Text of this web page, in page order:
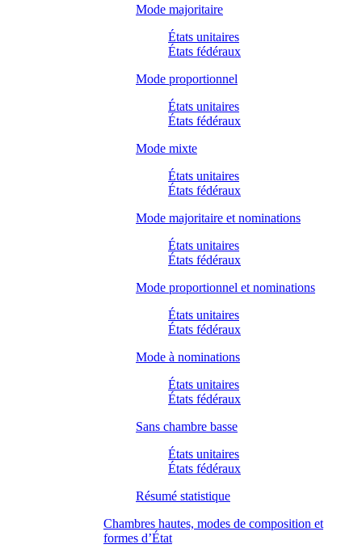
Mode majoritaire
États unitaires
États fédéraux
Mode proportionnel
États unitaires
États fédéraux
Mode mixte
États unitaires
États fédéraux
Mode majoritaire et nominations
États unitaires
États fédéraux
Mode proportionnel et nominations
États unitaires
États fédéraux
Mode à nominations
États unitaires
États fédéraux
Sans chambre basse
États unitaires
États fédéraux
Résumé statistique
Chambres hautes, modes de composition et
formes d’État